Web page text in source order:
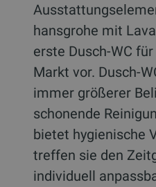
hansgrohe mit
erste Dusch-WC
Markt vor. Dusch-
immer größerer
schonende
bietet hygienische
treffen sie den
individuell